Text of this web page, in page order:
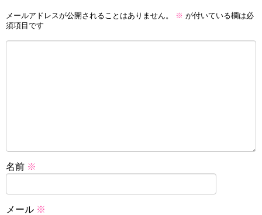
メールアドレスが公開されることはありません。 ※ が付いている欄は必
須項目です
名前 ※
メール ※